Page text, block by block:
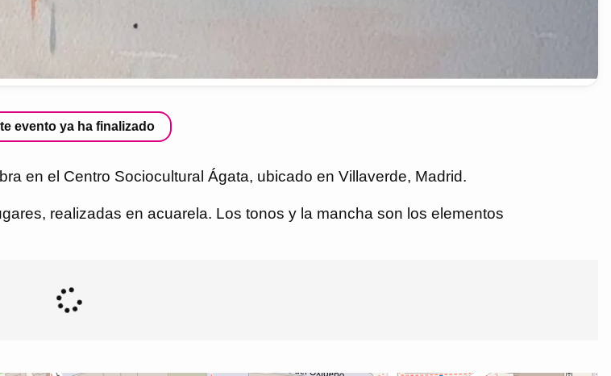
evento ya ha finalizado
en el Centro Sociocultural Ágata, ubicado en Villaverde, Madrid.
realizadas en acuarela. Los tonos y la mancha son los elementos